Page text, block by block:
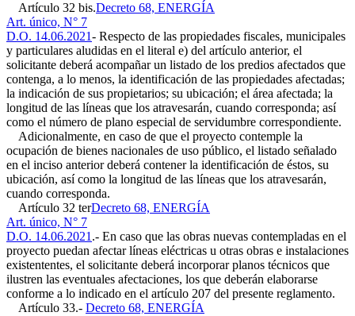
Artículo 32 bis.Decreto 68, ENERGÍA
Art. único, N° 7
D.O. 14.06.2021- Respecto de las propiedades fiscales, municipales
y particulares aludidas en el literal e) del artículo anterior, el
solicitante deberá acompañar un listado de los predios afectados que
contenga, a lo menos, la identificación de las propiedades afectadas;
la indicación de sus propietarios; su ubicación; el área afectada; la
longitud de las líneas que los atravesarán, cuando corresponda; así
como el número de plano especial de servidumbre correspondiente.
Adicionalmente, en caso de que el proyecto contemple la
ocupación de bienes nacionales de uso público, el listado señalado
en el inciso anterior deberá contener la identificación de éstos, su
ubicación, así como la longitud de las líneas que los atravesarán,
cuando corresponda.
Artículo 32 terDecreto 68, ENERGÍA
Art. único, N° 7
D.O. 14.06.2021 .- En caso que las obras nuevas contempladas en el
proyecto puedan afectar líneas eléctricas u otras obras e instalaciones
existententes, el solicitante deberá incorporar planos técnicos que
ilustren las eventuales afectaciones, los que deberán elaborarse
conforme a lo indicado en el artículo 207 del presente reglamento.
Artículo 33.- Decreto 68, ENERGÍA